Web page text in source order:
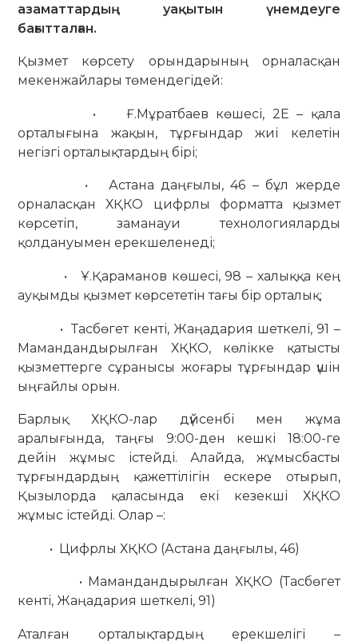
азаматтардың уақытын үнемдеуге
бағытталған.
Қызмет көрсету орындарының орналасқан
мекенжайлары төмендегідей:
• Ғ.Мұратбаев көшесі, 2Е – қала
орталығына жақын, тұрғындар жиі келетін
негізгі орталықтардың бірі;
• Астана даңғылы, 46 – бұл жерде
орналасқан ХҚКО цифрлы форматта қызмет
көрсетіп, заманауи технологияларды
қолдануымен ерекшеленеді;
• Ұ.Қараманов көшесі, 98 – халыққа кең
ауқымды қызмет көрсететін тағы бір орталық;
• Тасбөгет кенті, Жаңадария шеткелі, 91 –
Мамандандырылған ХҚКО, көлікке қатысты
қызметтерге сұранысы жоғары тұрғындар үшін
ыңғайлы орын.
Барлық ХҚКО-лар дүйсенбі мен жұма
аралығында, таңғы 9:00-ден кешкі 18:00-ге
дейін жұмыс істейді. Алайда, жұмысбасты
тұрғындардың қажеттілігін ескере отырып,
Қызылорда қаласында екі кезекші ХҚКО
жұмыс істейді. Олар –:
• Цифрлы ХҚКО (Астана даңғылы, 46)
• Мамандандырылған ХҚКО (Тасбөгет
кенті, Жаңадария шеткелі, 91)
Аталған орталықтардың ерекшелігі –